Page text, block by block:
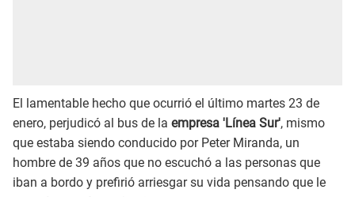
El lamentable hecho que ocurrió el último martes 23 de
enero, perjudicó al bus de la empresa 'Línea Sur', mismo
que estaba siendo conducido por Peter Miranda, un
hombre de 39 años que no escuchó a las personas que
iban a bordo y prefirió arriesgar su vida pensando que le